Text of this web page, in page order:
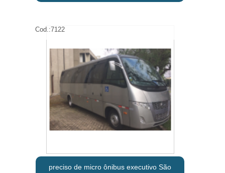
Cod.:7122
preciso de micro ônibus executivo São